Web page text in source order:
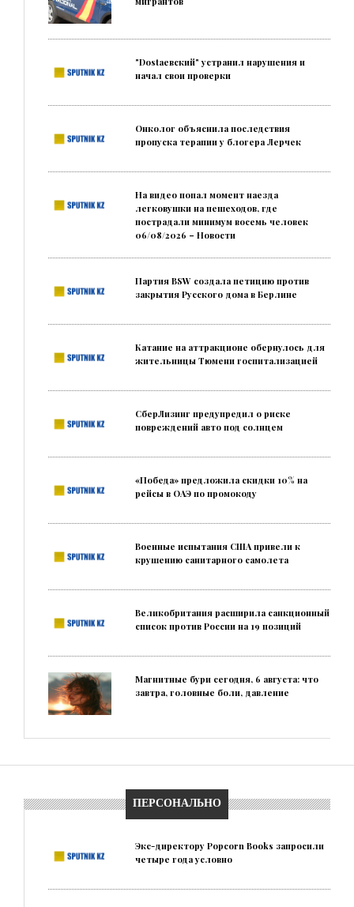
"Dostaевский" устранил нарушения и
начал свои проверки
Онколог объяснила последствия
пропуска терапии у блогера Лерчек
На видео попал момент наезда
легковушки на пешеходов, где
пострадали минимум восемь человек
06/08/2026 – Новости
Партия BSW создала петицию против
закрытия Русского дома в Берлине
Катание на аттракционе обернулось для
жительницы Тюмени госпитализацией
СберЛизинг предупредил о риске
повреждений авто под солнцем
«Победа» предложила скидки 10% на
рейсы в ОАЭ по промокоду
Военные испытания США привели к
крушению санитарного самолета
Великобритания расширила санкционный
список против России на 19 позиций
Магнитные бури сегодня, 6 августа: что
завтра, головные боли, давление
ПЕРСОНАЛЬНО
Экс-директору Popcorn Books запросили
четыре года условно